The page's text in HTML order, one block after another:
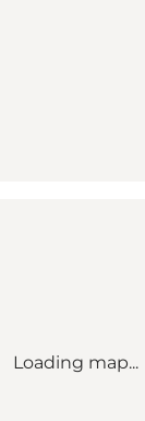
Loading map...